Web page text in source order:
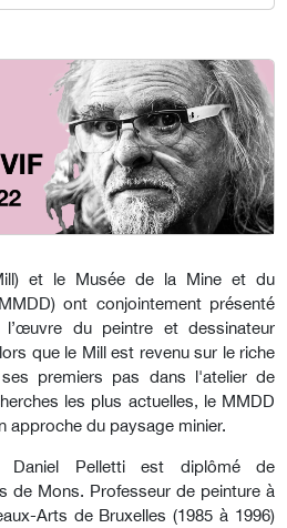
et le Musée de la Mine et du
ont conjointement présenté
du peintre et dessinateur
que le Mill est revenu sur le riche
premiers pas dans l'atelier de
les plus actuelles, le MMDD
approche du paysage minier.
Daniel Pelletti est diplômé de
de Mons. Professeur de peinture à
Arts de Bruxelles (1985 à 1996)